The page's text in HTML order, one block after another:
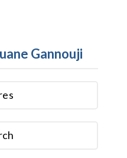
Gannouji